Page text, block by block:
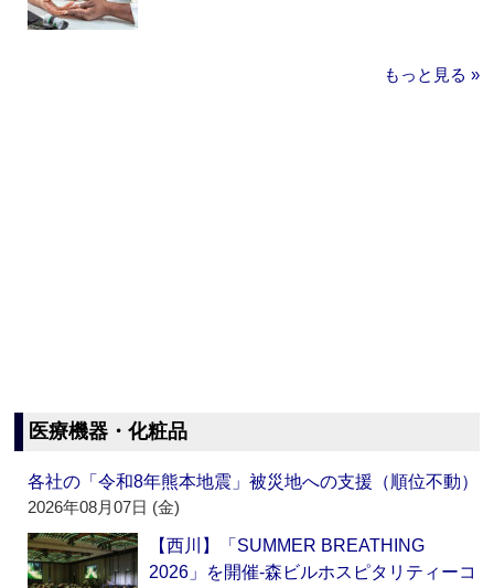
もっと見る »
医療機器・化粧品
各社の「令和8年熊本地震」被災地への支援（順位不動）
2026年08月07日 (金)
【西川】「SUMMER BREATHING
2026」を開催‐森ビルホスピタリティーコ